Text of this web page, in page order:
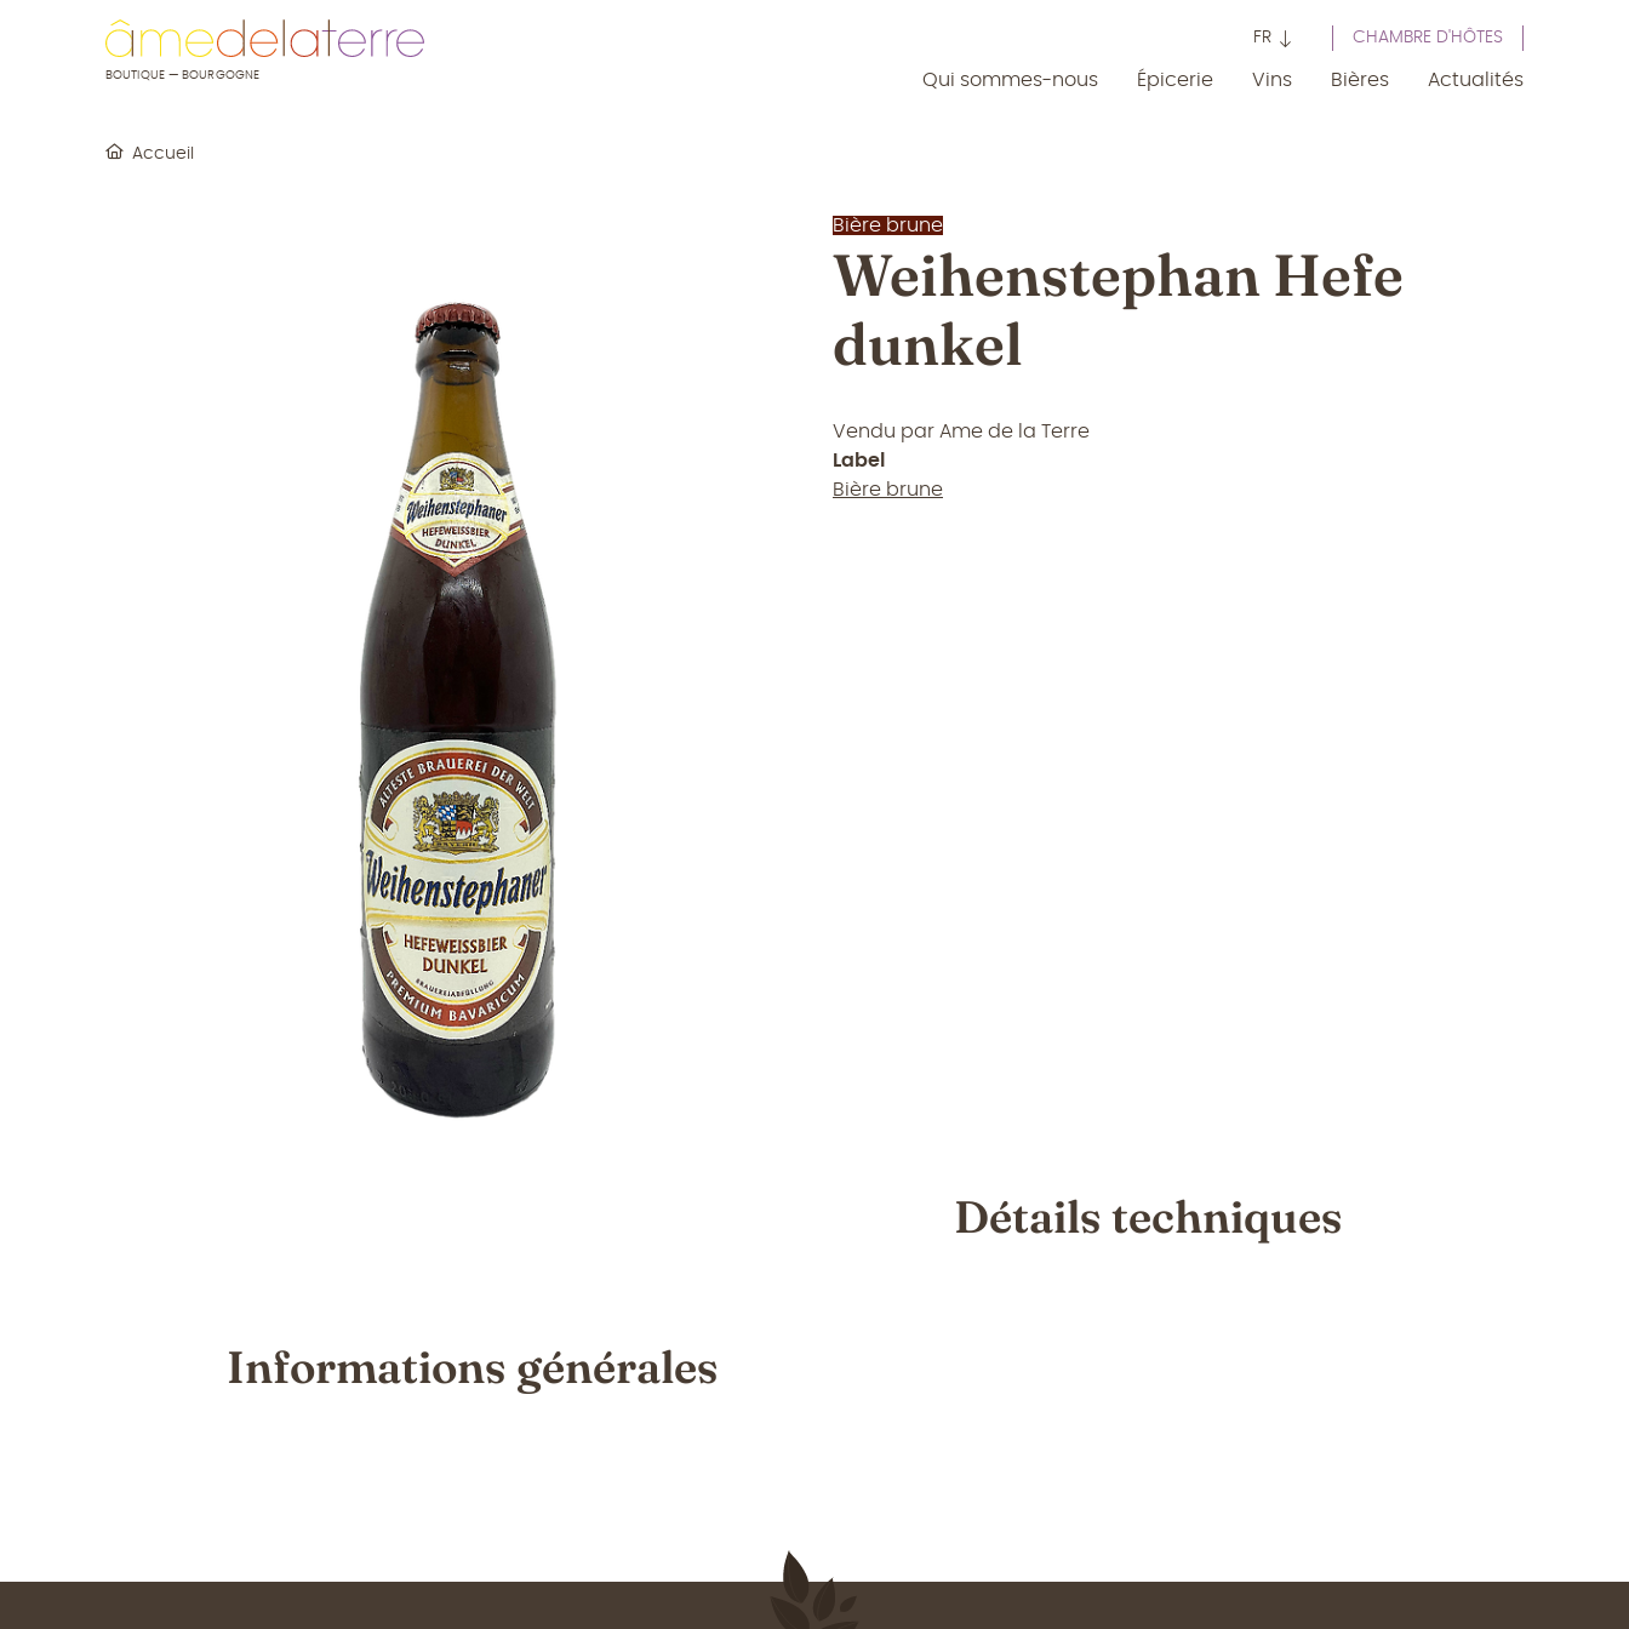
BOUTIQUE — BOURGOGNE
FR CHAMBRE D'HÔTES
Qui sommes-nous Épicerie Vins Bières Actualités
Accueil
Bière brune
Weihenstephan Hefe
dunkel
Vendu par Ame de la Terre
Label
Bière brune
Détails techniques
Informations générales